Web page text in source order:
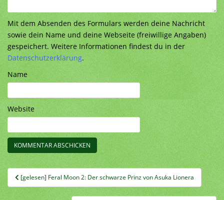
Mit dem Absenden des Formulars werden deine Nachricht
sowie dein Name und deine Webseite (freiwillige Angaben)
gespeichert. Weitere Informationen findest du in der
Datenschutzerklärung.
Name
Website
Beitragsnavigation
[gelesen] Feral Moon 2: Der schwarze Prinz von Asuka Lionera